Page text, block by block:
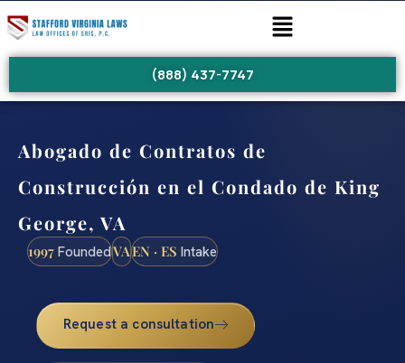
(888) 437-7747
Abogado de Contratos de
Construcción en el Condado de King
George, VA
1997 FoundedVAEN · ES Intake
Request a consultation